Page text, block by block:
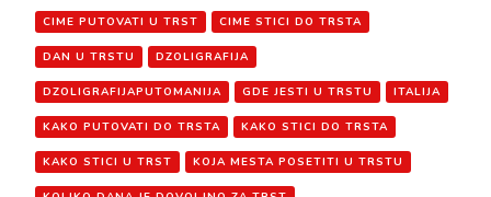
CIME PUTOVATI U TRST CIME STICI DO TRSTA
DAN U TRSTU DZOLIGRAFIJA
DZOLIGRAFIJAPUTOMANIJA GDE JESTI U TRSTU ITALIJA
KAKO PUTOVATI DO TRSTA KAKO STICI DO TRSTA
KAKO STICI U TRST KOJA MESTA POSETITI U TRSTU